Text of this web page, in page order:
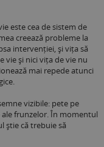
este cea de sistem de
creează probleme la
intervenției, și vița să
vie și nici vița de vie nu
mai repede atunci
vizibile: pete pe
frunzelor. În momentul
știe că trebuie să